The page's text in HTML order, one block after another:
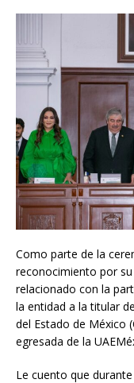
Como parte de la
reconocimiento por
relacionado con la
la entidad a la titular
del Estado de México
egresada de la
Le cuento que